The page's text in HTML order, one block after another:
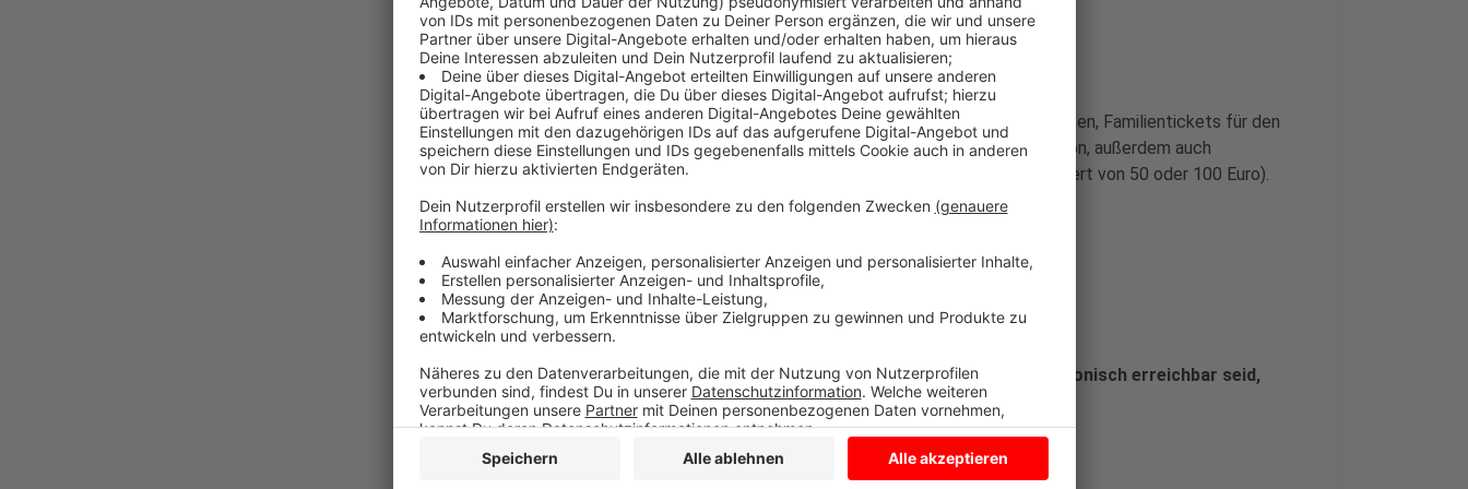
Jede Stunde neue Geschenke für euch:
Wir verschenken Familientickets für das Cinemotion in Lüdinghausen, Familientickets für den
Ketteler Hof, Blumensträuße, eine ALEXA der neuesten Generation, außerdem auch
Familienttickets für den Movie Park oder Tank-Gutscheine (im Wert von 50 oder 100 Euro).
Anzeige
Um zu gewinnen ist es wichtig, dass ihr am Donnerstag telefonisch erreichbar seid,
wenn wir anrufen!